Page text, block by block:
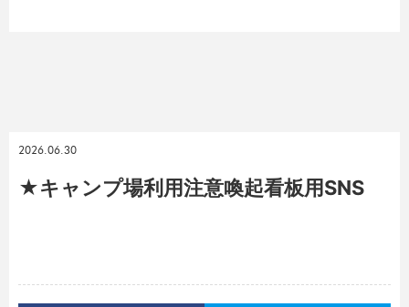
2026.06.30
★キャンプ場利用注意喚起看板用SNS